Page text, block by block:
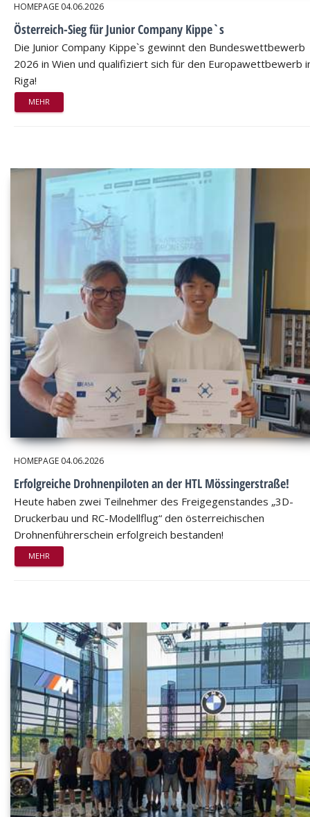
HOMEPAGE 04.06.2026
Österreich-Sieg für Junior Company Kippe`s
Die Junior Company Kippe`s gewinnt den Bundeswettbewerb
2026 in Wien und qualifiziert sich für den Europawettbewerb
Riga!
MEHR
HOMEPAGE 04.06.2026
Erfolgreiche Drohnenpiloten an der HTL Mössingerstraße!
Heute haben zwei Teilnehmer des Freigegenstandes „3D-
Druckerbau und RC-Modellflug“ den österreichischen
Drohnenführerschein erfolgreich bestanden!
MEHR